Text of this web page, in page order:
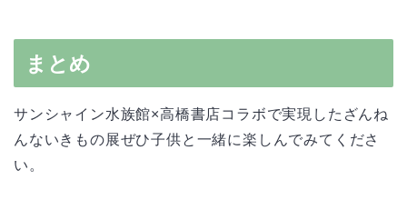
まとめ
サンシャイン水族館×高橋書店コラボで実現したざんね
んないきもの展ぜひ子供と一緒に楽しんでみてくださ
い。